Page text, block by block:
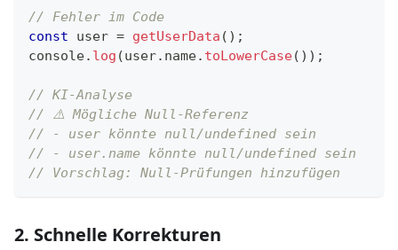
// Fehler im Code
const user = getUserData ( ) ;
console. log (user. name. toLowerCase( ) ) ;
// KI-Analyse
// ⚠️ Mögliche Null-Referenz
// - user könnte null/undefined sein
// - user.name könnte null/undefined sein
// Vorschlag: Null-Prüfungen hinzufügen
2. Schnelle Korrekturen